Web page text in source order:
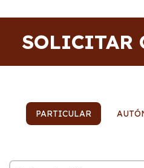
SOLICITAR
PARTICULAR